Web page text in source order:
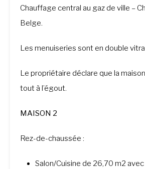
Chauffage central au gaz de ville –
Belge.
Les menuiseries sont en double
Le propriétaire déclare que la
tout à l’égout.
MAISON 2
Rez-de-chaussée :
Salon/Cuisine de 26,70 m2